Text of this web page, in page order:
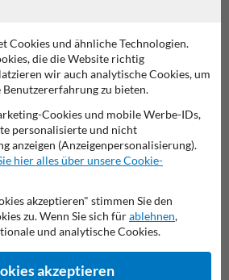
Parkschilder
an Verkehrsschildkaufen.de
Cookies und ähnliche Technologien.
die die Website richtig
wir auch analytische Cookies, um
zu bieten.
Cookies und mobile Werbe-IDs,
personalisierte und nicht
anzeigen (Anzeigenpersonalisierung).
hier alles über unsere Cookie-
akzeptieren" stimmen Sie den
zu. Wenn Sie sich fürablehnen,
und analytische Cookies.
akzeptieren